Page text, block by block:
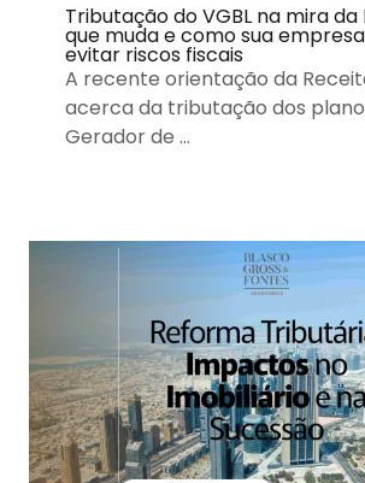
Tributação do VGBL na mira da
que muda e como sua
evitar riscos fiscais
A recente orientação da
acerca da tributação dos
Gerador de …